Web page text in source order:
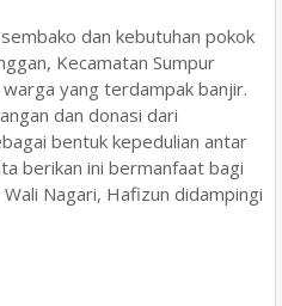
dan kebutuhan pokok
Kecamatan Sumpur
yang terdampak banjir.
dan donasi dari
bentuk kepedulian antar
berikan ini bermanfaat bagi
Nagari, Hafizun didampingi